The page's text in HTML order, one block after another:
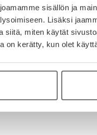
sisällön ja
Lisäksi
siitä, miten käytät
on kerätty, kun olet